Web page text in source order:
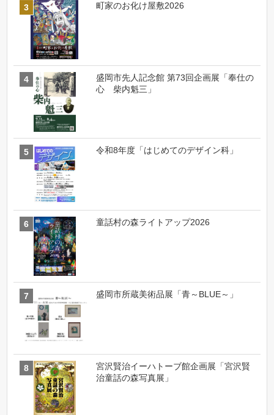
町家のお化け屋敷2026
盛岡市先人記念館 第73回企画展「奉仕の
心 柴内魁三」
令和8年度「はじめてのデザイン科」
童話村の森ライトアップ2026
盛岡市所蔵美術品展「青～BLUE～」
宮沢賢治イーハトーブ館企画展「宮沢賢
治童話の森写真展」